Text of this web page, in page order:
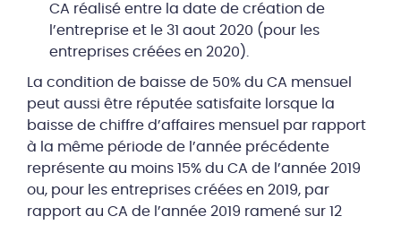
CA réalisé entre la date de création de
l’entreprise et le 31 aout 2020 (pour les
entreprises créées en 2020).
La condition de baisse de 50% du CA mensuel
peut aussi être réputée satisfaite lorsque la
baisse de chiffre d’affaires mensuel par rapport
à la même période de l’année précédente
représente au moins 15% du CA de l’année 2019
ou, pour les entreprises créées en 2019, par
rapport au CA de l’année 2019 ramené sur 12